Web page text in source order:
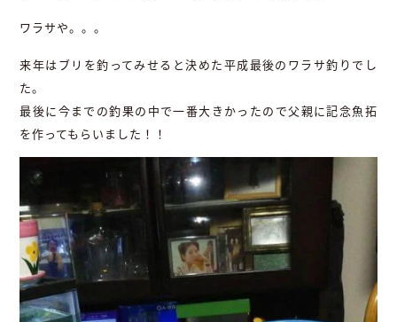
ワラサや。。。
来年はブリを釣ってみせると決めた平成最後のワラサ釣りでし
た。
最後に今までの釣果の中で一番大きかったので父親に記念魚拓
を作ってもらいました！！